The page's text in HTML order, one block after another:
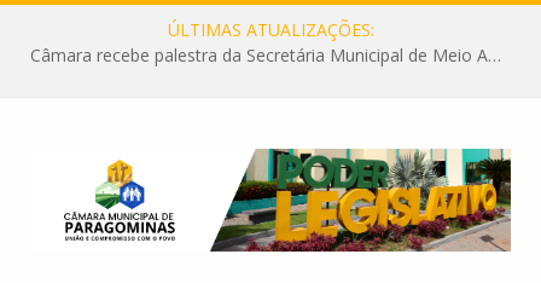
ÚLTIMAS ATUALIZAÇÕES:
Câmara recebe palestra da Secretária Municipal de Meio Ambiente sobre as ações da “SEMANA DO MEIO AMBIENTE”